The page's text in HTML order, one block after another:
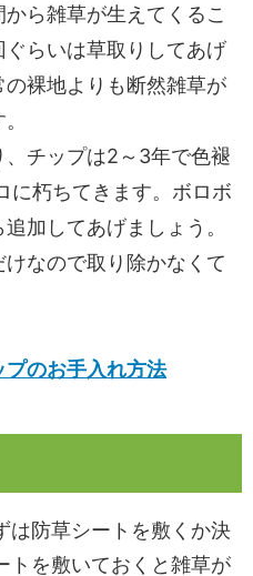
ら雑草が生えてくるこ
らいは草取りしてあげ
裸地よりも断然雑草が
、チップは2～3年で色褪
に朽ちてきます。ボロボ
加してあげましょう。
なので取り除かなくて
プのお手入れ方法
は防草シートを敷くか決
トを敷いておくと雑草が